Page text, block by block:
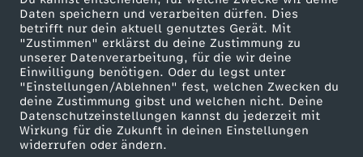
Daten speichern und verarbeiten dürfen. Dies
betrifft nur dein aktuell genutztes Gerät. Mit
"Zustimmen" erklärst du deine Zustimmung zu
unserer Datenverarbeitung, für die wir deine
Einwilligung benötigen. Oder du legst unter
"Einstellungen/Ablehnen" fest, welchen Zwecken du
deine Zustimmung gibst und welchen nicht. Deine
Datenschutzeinstellungen kannst du jederzeit mit
Wirkung für die Zukunft in deinen Einstellungen
widerrufen oder ändern.
D
a
n
k
ZDF goes Schule
Werbefernsehen
Mainzelmännchen